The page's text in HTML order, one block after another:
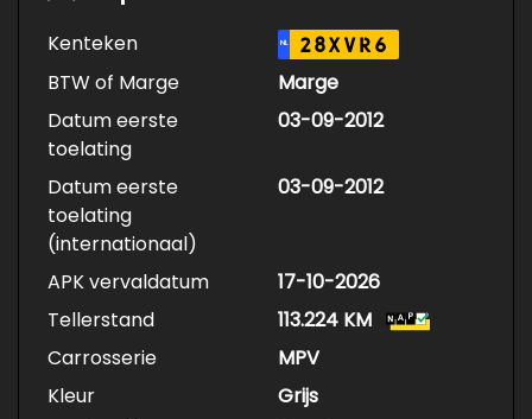
Kenteken NL 28XVR6
BTW of Marge
Marge
Datum eerste
toelating
03-09-2012
Datum eerste
toelating
(internationaal)
03-09-2012
APK vervaldatum
17-10-2026
Tellerstand
113.224 KM
Carrosserie
MPV
Kleur
Grijs